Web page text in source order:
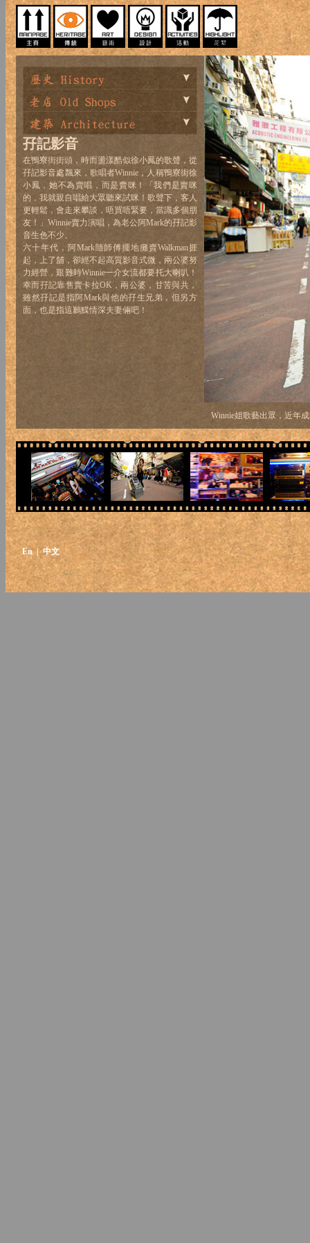
孖記影音
在鴨寮街街頭，時而盪漾酷似徐小鳳的歌聲，從
孖記影音處飄來，歌唱者Winnie，人稱鴨寮街徐
小鳳，她不為賣唱，而是賣咪！「我們是賣咪
的，我就親自唱給大眾聽來試咪！歌聲下，客人
更輕鬆，會走來攀談，唔買唔緊要，當識多個朋
友！」Winnie賣力演唱，為老公阿Mark的孖記影
音生色不少。
六十年代，阿Mark隨師傅擺地攤賣Walkman捱
起，上了舖，卻經不起高質影音式微，兩公婆努
力經營，艱難時Winnie一介女流都要托大喇叭！
幸而孖記靠售賣卡拉OK，兩公婆，甘苦與共，
雖然孖記是指阿Mark與他的孖生兄弟，但另方
面，也是指這鶼鰈情深夫妻倆吧！
Winnie姐歌藝出眾，近年
En| 中文